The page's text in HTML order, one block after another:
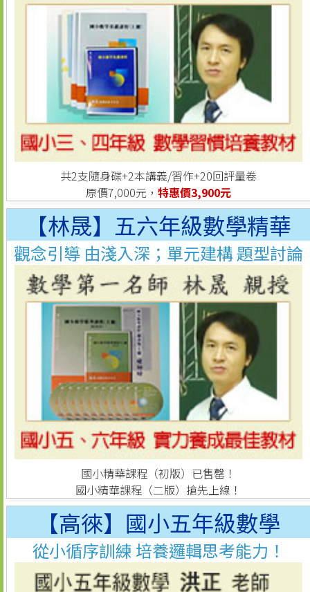
共2支隨身碟+2本講義/習作+20回評量卷
原價7,000元，特惠價3,900元
【林晟】五六年級數學精華
觀念引導 由淺入深；單元建構 題型討論
國小精華課程（初版）已售罄！
國小精華課程（二版）搶先上線！
【高徠】國小五年級數學
從小循序訓練 培養邏輯思考能力！